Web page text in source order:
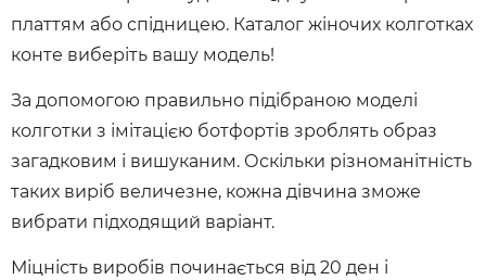
платтям або спідницею. Каталог жіночих колготках
конте виберіть вашу модель!
За допомогою правильно підібраною моделі
колготки з імітацією ботфортів зроблять образ
загадковим і вишуканим. Оскільки різноманітність
таких виріб величезне, кожна дівчина зможе
вибрати підходящий варіант.
Міцність виробів починається від 20 ден і